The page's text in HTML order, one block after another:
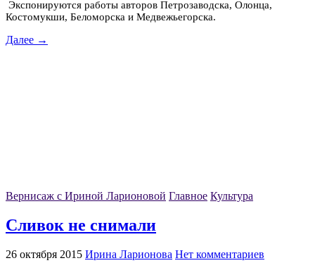
Экспонируются работы авторов Петрозаводска, Олонца,
Костомукши, Беломорска и Медвежьегорска.
Далее →
Вернисаж с Ириной Ларионовой Главное Культура
Сливок не снимали
26 октября 2015 Ирина Ларионова Нет комментариев